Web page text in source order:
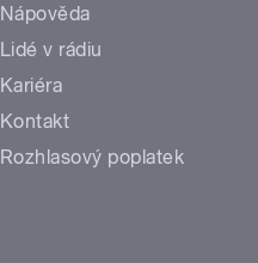
Nápověda
Lidé v rádiu
Kariéra
Kontakt
Rozhlasový poplatek